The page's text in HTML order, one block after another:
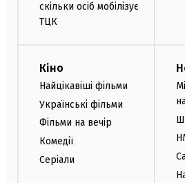
скільки осіб мобілізує
ТЦК
Кіно
Найцікавіші фільми
Українські фільми
Фільми на вечір
Комедії
Серіали